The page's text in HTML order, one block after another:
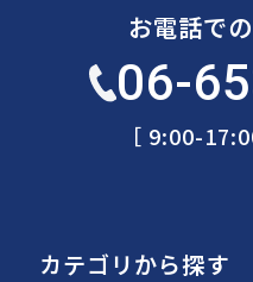
お電話で
06-
［ 9:00-
カテゴリから探す